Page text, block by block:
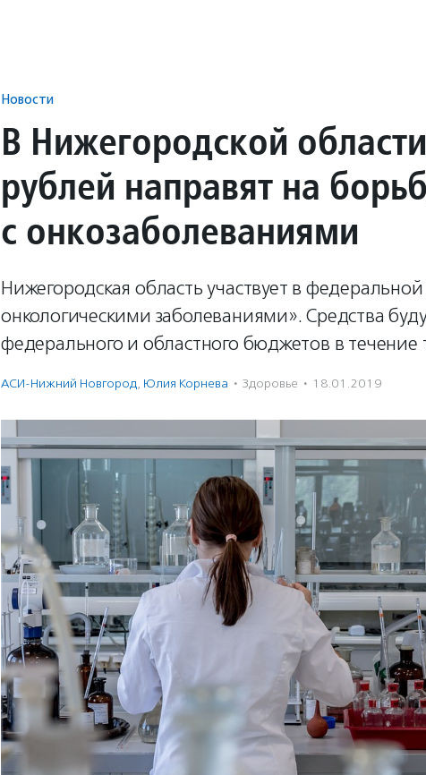
Новости
В Нижегородской
рублей направят на
с онкозаболеваниями
Нижегородская область участвует в
онкологическими заболеваниями». Средства
федерального и областного бюджетов в течение
АСИ-Нижний Новгород, Юлия Корнева · Здоровье · 18.01.2019